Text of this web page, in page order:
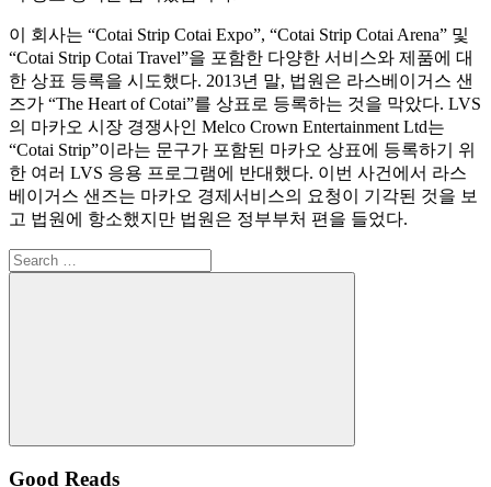
이 회사는 “Cotai Strip Cotai Expo”, “Cotai Strip Cotai Arena” 및
“Cotai Strip Cotai Travel”을 포함한 다양한 서비스와 제품에 대
한 상표 등록을 시도했다. 2013년 말, 법원은 라스베이거스 샌
즈가 “The Heart of Cotai”를 상표로 등록하는 것을 막았다. LVS
의 마카오 시장 경쟁사인 Melco Crown Entertainment Ltd는
“Cotai Strip”이라는 문구가 포함된 마카오 상표에 등록하기 위
한 여러 LVS 응용 프로그램에 반대했다. 이번 사건에서 라스
베이거스 샌즈는 마카오 경제서비스의 요청이 기각된 것을 보
고 법원에 항소했지만 법원은 정부부처 편을 들었다.
Search
for:
Search
Good Reads